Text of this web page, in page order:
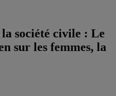
société civile : Le
sur les femmes, la